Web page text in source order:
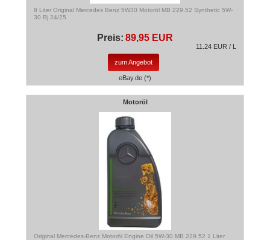
8 Liter Original Mercedes Benz 5W30 Motoröl MB 229.52 Synthetic 5W-
30 Bj 24/25
Preis: 89,95 EUR
11.24 EUR / L
zum Angebot
eBay.de (*)
Motoröl
Original Mercedes-Benz Motoröl Engine Oil 5W-30 MB 229.52 1 Liter